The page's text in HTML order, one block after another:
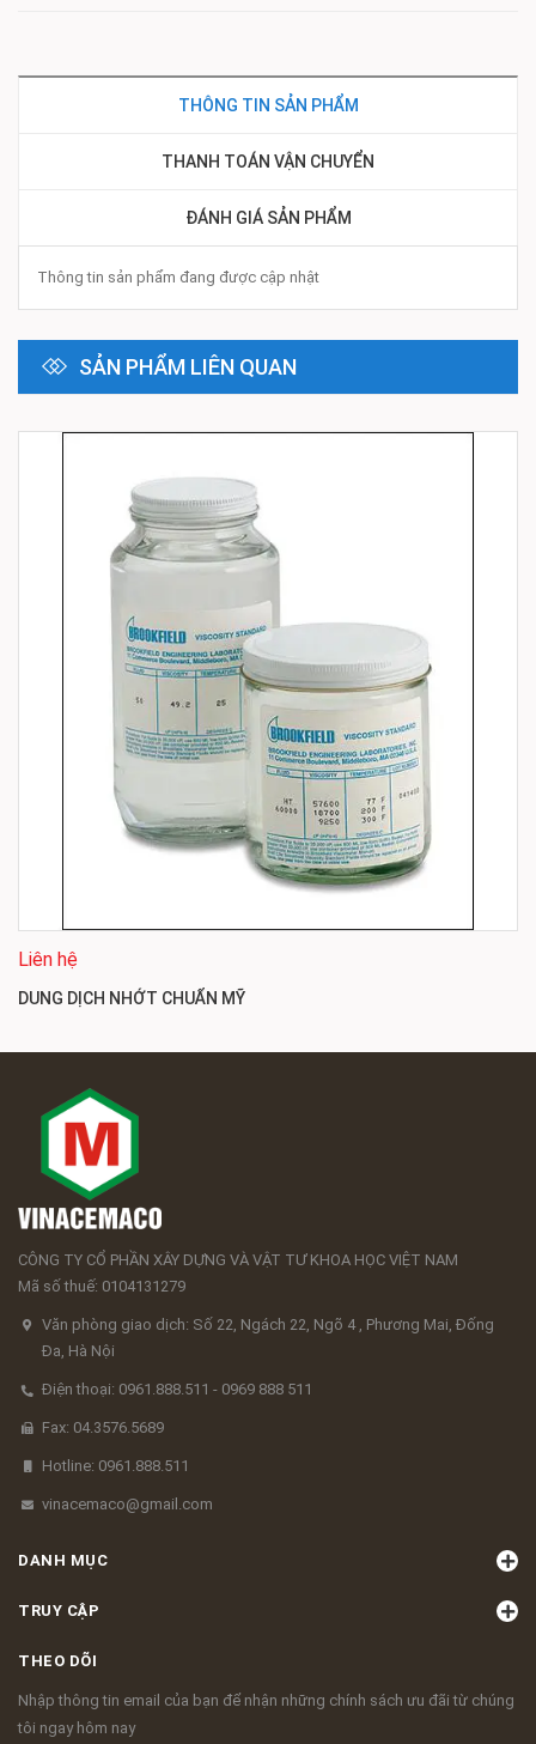
THÔNG TIN SẢN PHẨM
THANH TOÁN VẬN CHUYỂN
ĐÁNH GIÁ SẢN PHẨM
Thông tin sản phẩm đang được cập nhật
SẢN PHẨM LIÊN QUAN
Liên hệ
DUNG DỊCH NHỚT CHUẨN MỸ
CÔNG TY CỔ PHẦN XÂY DỰNG VÀ VẬT TƯ KHOA HỌC VIỆT NAM
Mã số thuế: 0104131279
Văn phòng giao dịch: Số 22, Ngách 22, Ngõ 4 , Phương Mai, Đống
Đa, Hà Nội
Điện thoại: 0961.888.511 - 0969 888 511
Fax: 04.3576.5689
Hotline: 0961.888.511
vinacemaco@gmail.com
DANH MỤC
TRUY CẬP
THEO DÕI
Nhập thông tin email của bạn để nhận những chính sách ưu đãi từ chúng
tôi ngay hôm nay